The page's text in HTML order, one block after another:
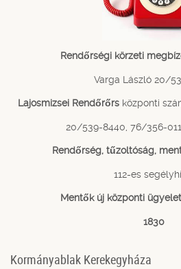
Rendőrségi körzeti
Varga László 20/
Lajosmizsei Rendőrőrsközponti
20/539-8440, 76/356-
Rendőrség, tűzoltóság,
112-es
Mentők új központi
1830
Kormányablak Kerekegyháza